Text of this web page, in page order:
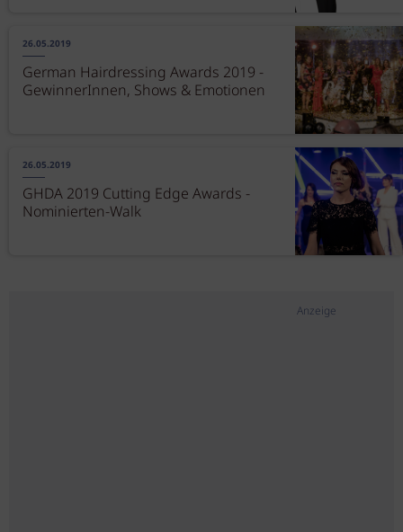
26.05.2019
German Hairdressing Awards 2019 -
GewinnerInnen, Shows & Emotionen
26.05.2019
GHDA 2019 Cutting Edge Awards -
Nominierten-Walk
Anzeige